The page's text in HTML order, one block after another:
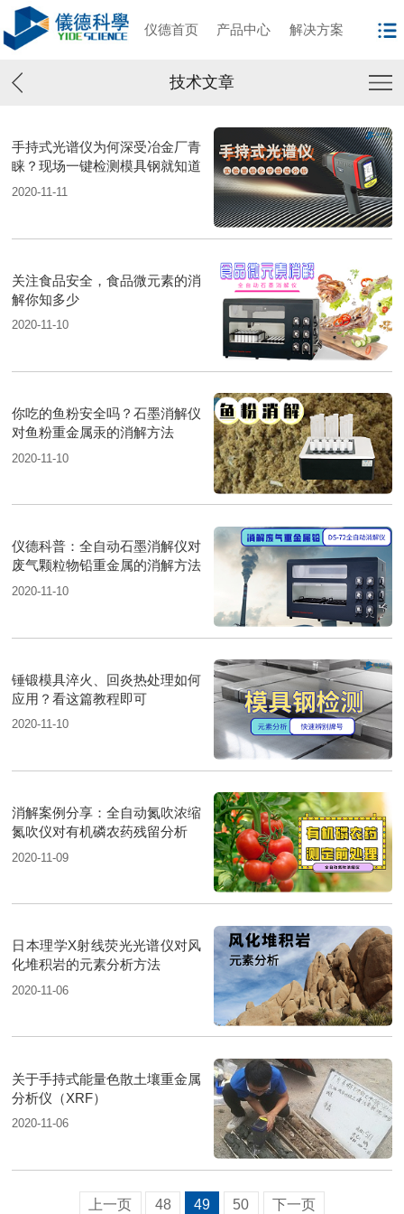
仪德首页 产品中心 解决方案
技术文章
手持式光谱仪为何深受冶金厂青
睐？现场一键检测模具钢就知道
2020-11-11
关注食品安全，食品微元素的消
解你知多少
2020-11-10
你吃的鱼粉安全吗？石墨消解仪
对鱼粉重金属汞的消解方法
2020-11-10
仪德科普：全自动石墨消解仪对
废气颗粒物铅重金属的消解方法
2020-11-10
锤锻模具淬火、回炎热处理如何
应用？看这篇教程即可
2020-11-10
消解案例分享：全自动氮吹浓缩
氮吹仪对有机磷农药残留分析
2020-11-09
日本理学X射线荧光光谱仪对风
化堆积岩的元素分析方法
2020-11-06
关于手持式能量色散土壤重金属
分析仪（XRF）
2020-11-06
上一页 48 49 50 下一页